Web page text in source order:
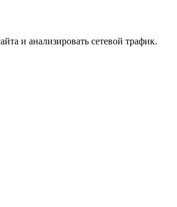
и анализировать сетевой трафик.